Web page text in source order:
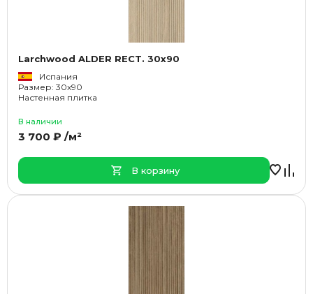
Larchwood ALDER RECT. 30x90
Испания
Размер: 30x90
Настенная плитка
В наличии
3 700 ₽ /м²
В корзину